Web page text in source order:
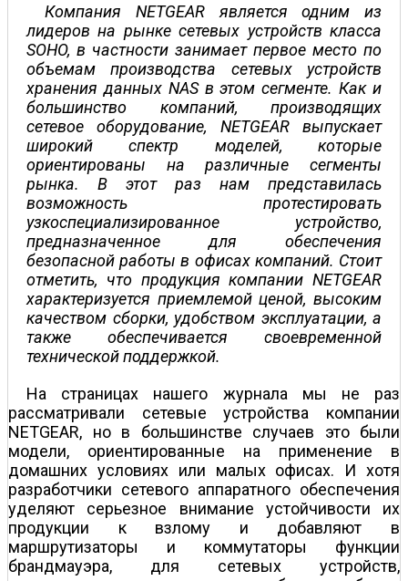
Компания NETGEAR является одним из
лидеров на рынке сетевых устройств класса
SOHO, в частности занимает первое место по
объемам производства сетевых устройств
хранения данных NAS в этом сегменте. Как и
большинство компаний, производящих
сетевое оборудование, NETGEAR выпускает
широкий спектр моделей, которые
ориентированы на различные сегменты
рынка. В этот раз нам представилась
возможность протестировать
узкоспециализированное устройство,
предназначенное для обеспечения
безопасной работы в офисах компаний. Стоит
отметить, что продукция компании NETGEAR
характеризуется приемлемой ценой, высоким
качеством сборки, удобством эксплуатации, а
также обеспечивается своевременной
технической поддержкой.
На страницах нашего журнала мы не раз
рассматривали сетевые устройства компании
NETGEAR, но в большинстве случаев это были
модели, ориентированные на применение в
домашних условиях или малых офисах. И хотя
разработчики сетевого аппаратного обеспечения
уделяют серьезное внимание устойчивости их
продукции к взлому и добавляют в
маршрутизаторы и коммутаторы функции
брандмауэра, для сетевых устройств,